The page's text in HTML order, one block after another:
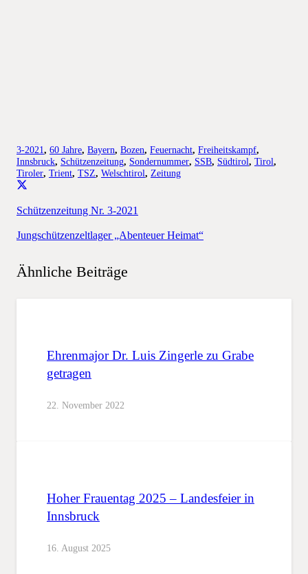
3-2021, 60 Jahre, Bayern, Bozen, Feuernacht, Freiheitskampf,
Innsbruck, Schützenzeitung, Sondernummer, SSB, Südtirol, Tirol,
Tiroler, Trient, TSZ, Welschtirol, Zeitung
Schützenzeitung Nr. 3-2021
Jungschützenzeltlager „Abenteuer Heimat“
Ähnliche Beiträge
Ehrenmajor Dr. Luis Zingerle zu Grabe
getragen
22. November 2022
Hoher Frauentag 2025 – Landesfeier in
Innsbruck
16. August 2025